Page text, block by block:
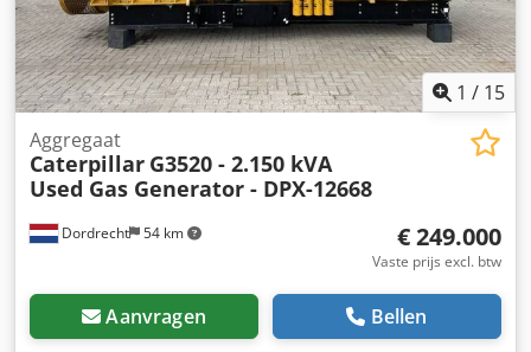
1 / 15
Dordrecht 54 km
Aggregaat
Caterpillar G3520 - 2.150 kVA
Used Gas Generator - DPX-12668
€ 249.000
Vaste prijs excl. btw
Aanvragen Bellen